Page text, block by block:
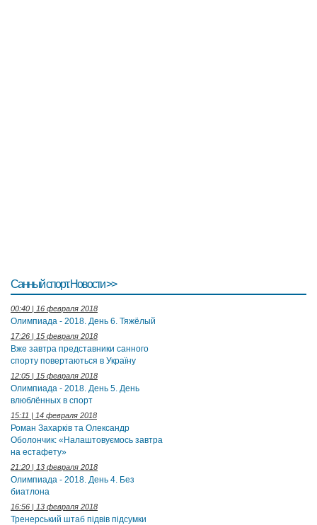
Санный спорт. Новости >>
00:40 | 16 февраля 2018
Олимпиада - 2018. День 6. Тяжёлый
17:26 | 15 февраля 2018
Вже завтра представники санного
спорту повертаються в Україну
12:05 | 15 февраля 2018
Олимпиада - 2018. День 5. День
влюблённых в спорт
15:11 | 14 февраля 2018
Роман Захарків та Олександр
Оболончик: «Налаштовуємось завтра
на естафету»
21:20 | 13 февраля 2018
Олимпиада - 2018. День 4. Без
биатлона
16:56 | 13 февраля 2018
Тренерський штаб підвів підсумки